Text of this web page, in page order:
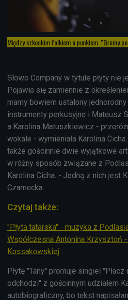
Między szkockim folkiem a punkiem. "Gramy
Słowo Company w tytule płyty nie
Pojawia się zamiennie z
mamy bowiem ustalony jednorodny
instrumenty perkusyjne i Mateusz
a Karolina Matuszkiewicz -
wokale - wymieniała Karolina
także gościnnie dwie wyjątkowe
w różny sposób związane z
Karolina Cicha. - Jedną z nich jest
Czarnecka.
Czytaj także:
"Płyta tatarska" - muzyka z
Współczesna Antonina Krzysztoń
Kossakowskiej
Płytę "Tany" promuje singiel "Płacz
odchodzi" z gościnnym udziałem
autobiograficzny, bo tekst